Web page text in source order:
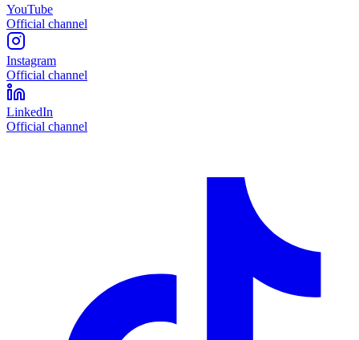
YouTube
Official channel
Instagram
Official channel
LinkedIn
Official channel